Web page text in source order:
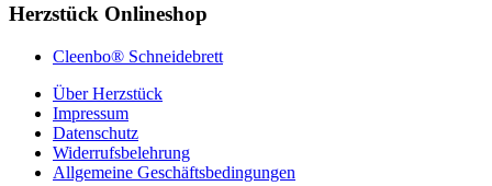
Herzstück Onlineshop
Cleenbo® Schneidebrett
Über Herzstück
Impressum
Datenschutz
Widerrufsbelehrung
Allgemeine Geschäftsbedingungen